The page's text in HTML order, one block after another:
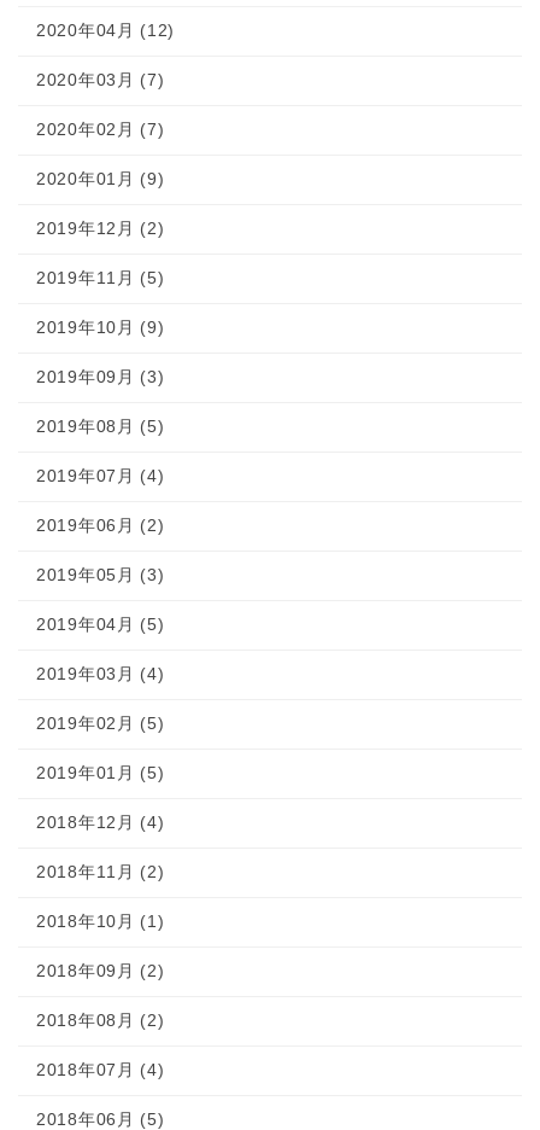
2020年04月 (12)
2020年03月 (7)
2020年02月 (7)
2020年01月 (9)
2019年12月 (2)
2019年11月 (5)
2019年10月 (9)
2019年09月 (3)
2019年08月 (5)
2019年07月 (4)
2019年06月 (2)
2019年05月 (3)
2019年04月 (5)
2019年03月 (4)
2019年02月 (5)
2019年01月 (5)
2018年12月 (4)
2018年11月 (2)
2018年10月 (1)
2018年09月 (2)
2018年08月 (2)
2018年07月 (4)
2018年06月 (5)